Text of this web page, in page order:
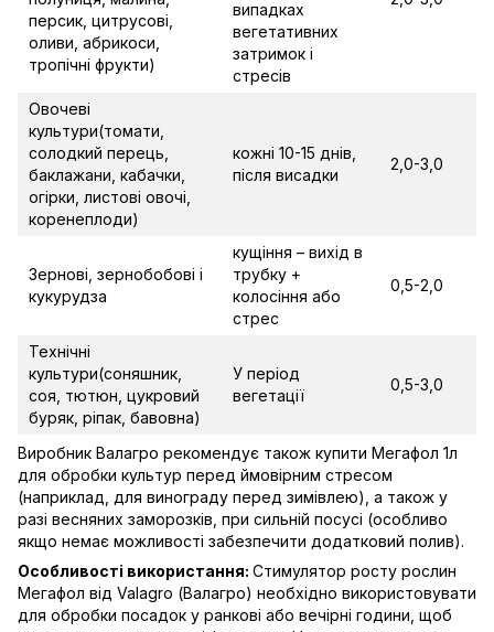
персик, цитрусові,
оливи, абрикоси,
тропічні фрукти)
випадках
вегетативних
затримок і
стресів
Овочеві
культури(томати,
солодкий перець,
баклажани, кабачки,
огірки, листові овочі,
коренеплоди)
кожні 10-15 днів,
після висадки
2,0-3,0
Зернові, зернобобові і
кукурудза
кущіння – вихід в
трубку +
колосіння або
стрес
0,5-2,0
Технічні
культури(соняшник,
соя, тютюн, цукровий
буряк, ріпак, бавовна)
У період
вегетації
0,5-3,0
Виробник Валагро рекомендує також купити Мегафол 1л
для обробки культур перед ймовірним стресом
(наприклад, для винограду перед зимівлею), а також у
разі весняних заморозків, при сильній посусі (особливо
якщо немає можливості забезпечити додатковий полив).
Особливості використання: Стимулятор росту рослин
Мегафол від Valagro (Валагро) необхідно використовувати
для обробки посадок у ранкові або вечірні години, щоб